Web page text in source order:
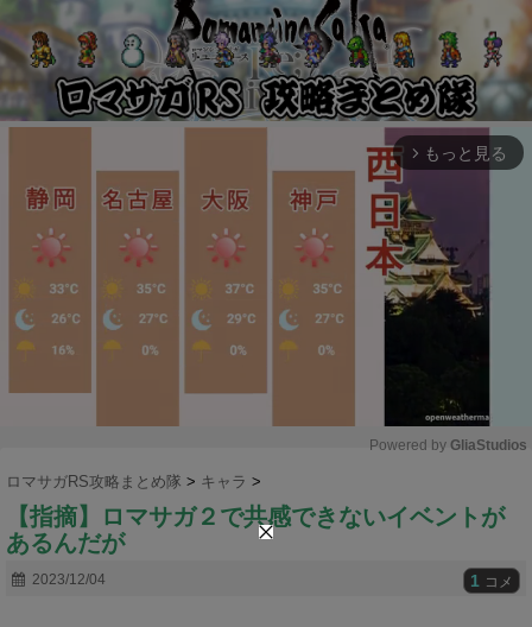
arrow_forward_ios もっと見る
u
Powered by GliaStudios
ロマサガRS攻略まとめ隊 > キャラ >
【指摘】ロマサガ２で共感できないイベントが
あるんだが
2023/12/04 1 コメ